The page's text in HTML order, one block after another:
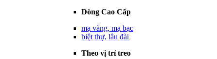
Dòng Cao Cấp
mạ vàng, mạ bạc
biệt thự, lâu đài
Theo vị trí treo